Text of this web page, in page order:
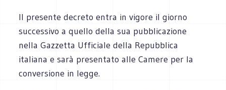
Il presente decreto entra in vigore il giorno
successivo a quello della sua pubblicazione
nella Gazzetta Ufficiale della Repubblica
italiana e sarà presentato alle Camere per la
conversione in legge.